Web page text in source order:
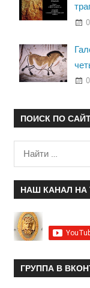
ПОИСК ПО
НАШ КАНАЛ НА
ГРУППА В